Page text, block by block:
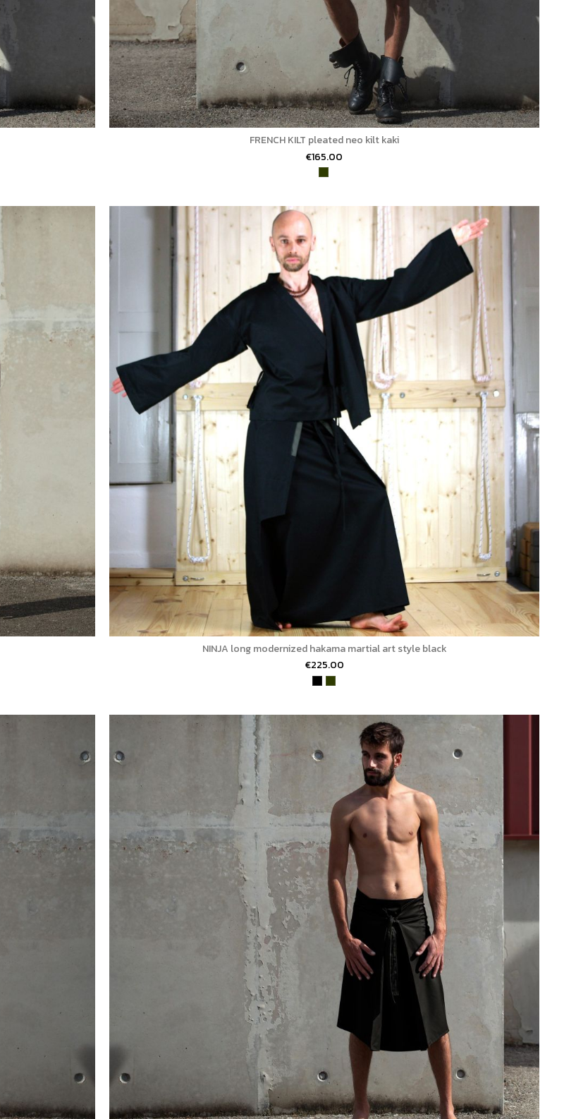
FRENCH KILT pleated neo kilt kaki
€165.00
NINJA long modernized hakama martial art style black
€225.00